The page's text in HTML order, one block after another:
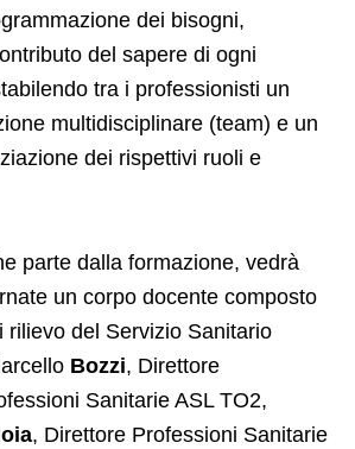
dei bisogni,
del sapere di ogni
tra i professionisti un
multidisciplinare (team) e un
dei rispettivi ruoli e
parte dalla formazione, vedrà
un corpo docente composto
rilievo del Servizio Sanitario
Bozzi, Direttore
Sanitarie ASL TO2,
, Direttore Professioni Sanitarie